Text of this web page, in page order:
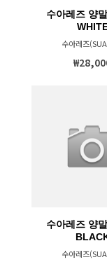
수아레즈 양
수아레즈
수아레즈 양
수아레즈